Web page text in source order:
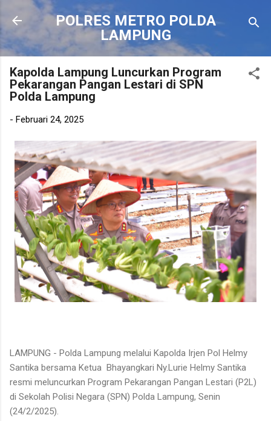
Langsung ke konten utama
POLRES METRO POLDA
LAMPUNG
Kapolda Lampung Luncurkan Program
Pekarangan Pangan Lestari di SPN
Polda Lampung
- Februari 24, 2025
LAMPUNG - Polda Lampung melalui Kapolda Irjen Pol Helmy
Santika bersama Ketua Bhayangkari Ny.Lurie Helmy Santika
resmi meluncurkan Program Pekarangan Pangan Lestari (P2L)
di Sekolah Polisi Negara (SPN) Polda Lampung, Senin
(24/2/2025).